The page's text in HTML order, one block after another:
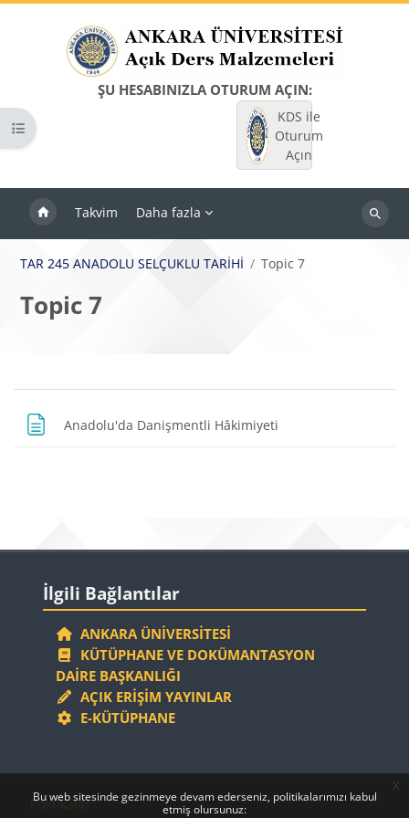
Bu web sitesinde gezinmeye devam ederseniz, politikalarımızı kabul
etmiş olursunuz:
x
ŞU HESABINIZLA OTURUM AÇIN:
KDS ile
Oturum
Açın
Takvim Daha fazla
Dersleri
Kurs dizinini aç
TAR 245 ANADOLU SELÇUKLU TARİHİ Topic 7
Topic 7
Bloklar
Bölüm anahatları
Anadolu'da Danişmentli Hâkimiyeti
Bloklar
İlgili Bağlantılar
ANKARA ÜNIVERSITESI
KÜTÜPHANE VE DOKÜMANTASYON
DAIRE BAŞKANLIĞI
AÇIK ERIŞIM YAYINLAR
E-KÜTÜPHANE
Bloklar
Bloklar
Politikalar